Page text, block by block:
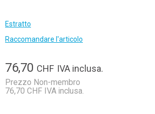
Estratto
Raccomandare l'articolo
76,70 CHF IVA inclusa.
Prezzo Non-membro
76,70 CHF IVA inclusa.